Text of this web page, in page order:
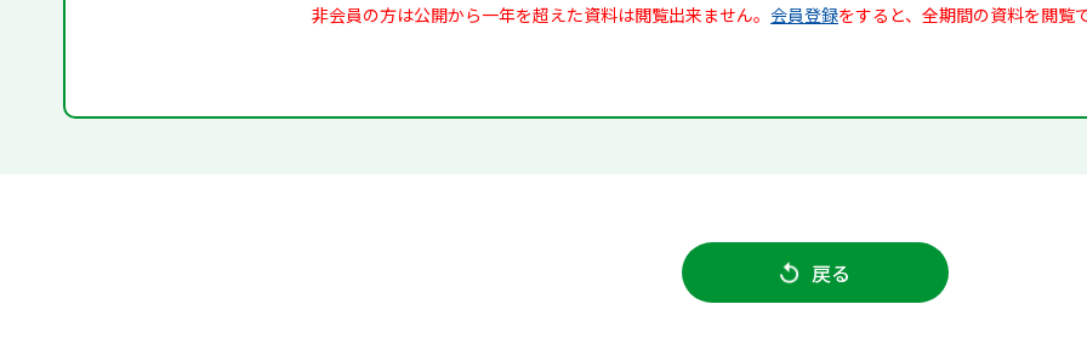
非会員の方は公開から一年を超えた資料は閲覧出来ません。 会員登録をすると、全期間の資料を閲覧
戻る